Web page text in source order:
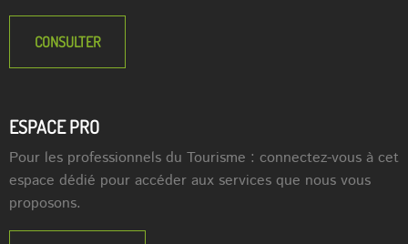
CONSULTER
ESPACE PRO
Pour les professionnels du Tourisme : connectez-vous à cet
espace dédié pour accéder aux services que nous vous
proposons.